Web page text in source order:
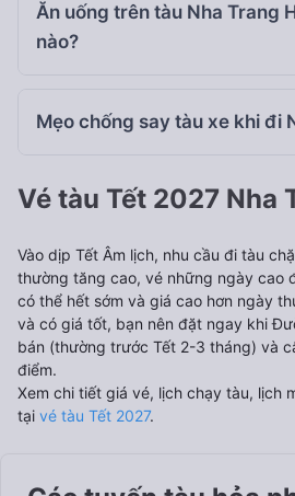
Ăn uống trên tàu Nha Trang
nào?
Mẹo chống say tàu xe khi đi
Vé tàu Tết 2027 Nha
Vào dịp Tết Âm lịch, nhu cầu đi tàu
thường tăng cao, vé những ngày cao
có thể hết sớm và giá cao hơn ngày
và có giá tốt, bạn nên đặt ngay khi
bán (thường trước Tết 2-3 tháng) và
điểm.
Xem chi tiết giá vé, lịch chạy tàu, lịch
tại vé tàu Tết 2027.